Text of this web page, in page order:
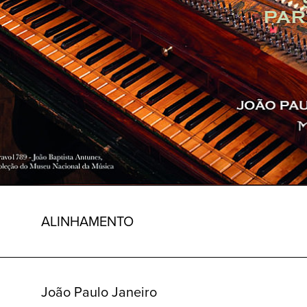
ALINHAMENTO
João Paulo Janeiro